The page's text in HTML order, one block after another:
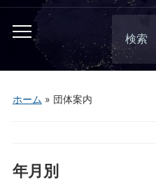
Toggle
mobile
menu
Search
for:
ホーム » 団体案内
年月別